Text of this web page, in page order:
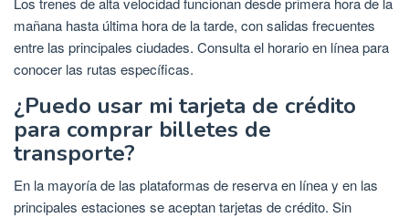
mañana hasta última hora de la tarde, con salidas frecuentes
entre las principales ciudades. Consulta el horario en línea para
conocer las rutas específicas.
¿Puedo usar mi tarjeta de crédito
para comprar billetes de
transporte?
En la mayoría de las plataformas de reserva en línea y en las
principales estaciones se aceptan tarjetas de crédito. Sin